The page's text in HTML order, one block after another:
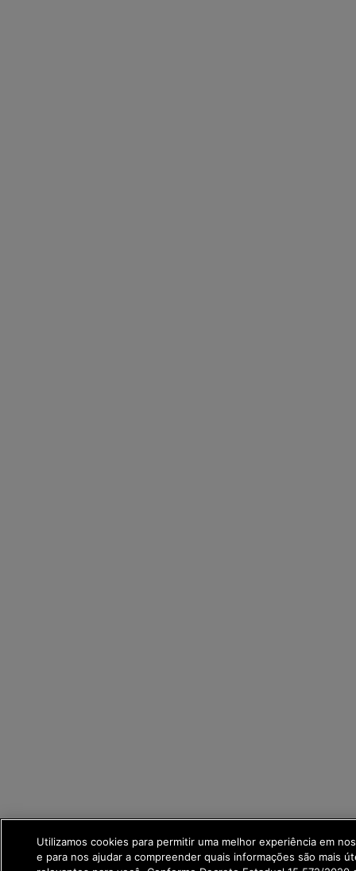
Utilizamos cookies para permitir uma melhor experiência em
e para nos ajudar a compreender quais informações são mais